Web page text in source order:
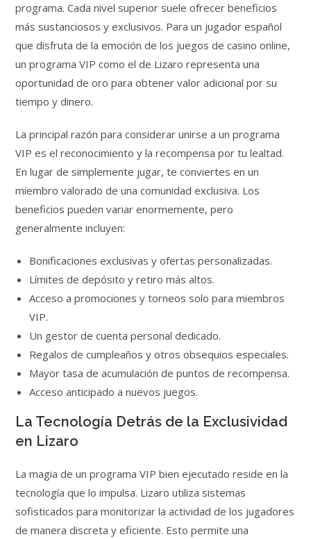
programa. Cada nivel superior suele ofrecer beneficios
más sustanciosos y exclusivos. Para un jugador español
que disfruta de la emoción de los juegos de casino online,
un programa VIP como el de Lizaro representa una
oportunidad de oro para obtener valor adicional por su
tiempo y dinero.
La principal razón para considerar unirse a un programa
VIP es el reconocimiento y la recompensa por tu lealtad.
En lugar de simplemente jugar, te conviertes en un
miembro valorado de una comunidad exclusiva. Los
beneficios pueden variar enormemente, pero
generalmente incluyen:
Bonificaciones exclusivas y ofertas personalizadas.
Límites de depósito y retiro más altos.
Acceso a promociones y torneos solo para miembros
VIP.
Un gestor de cuenta personal dedicado.
Regalos de cumpleaños y otros obsequios especiales.
Mayor tasa de acumulación de puntos de recompensa.
Acceso anticipado a nuevos juegos.
La Tecnología Detrás de la Exclusividad
en Lizaro
La magia de un programa VIP bien ejecutado reside en la
tecnología que lo impulsa. Lizaro utiliza sistemas
sofisticados para monitorizar la actividad de los jugadores
de manera discreta y eficiente. Esto permite una